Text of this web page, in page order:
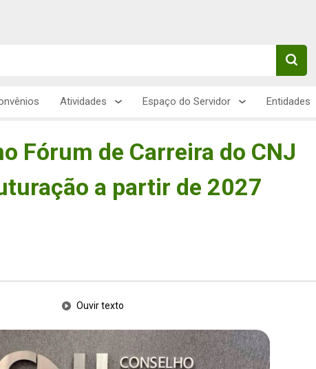
Atividades Espaço do Servidor Entidades
Fórum de Carreira do CNJ
a partir de 2027
Ouvir texto